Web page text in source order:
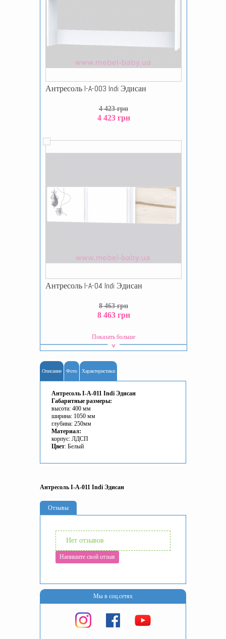
Антресоль I-A-003 Indi Эдисан
4 423 грн
4 423 грн
Антресоль I-A-04 Indi Эдисан
8 463 грн
8 463 грн
Показать больше
Описание Фото Характеристики
Антресоль I-A-011 Indi Эдисан
Габаритные размеры:
высота: 400 мм
ширина: 1050 мм
глубина: 250мм
Материал:
корпус: ЛДСП
Цвет: Белый
Антресоль I-A-011 Indi Эдисан
Отзывы
Нет отзывов
Напишите свой отзыв
Мы в соц.сетях